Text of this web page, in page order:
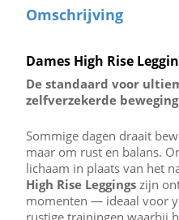
Omschrijving
Dames High Rise
De standaard voor
zelfverzekerde beweging
Sommige dagen draait
maar om rust en balans.
lichaam in plaats van het
High Rise Leggings zijn
momenten — ideaal voor
rustige trainingen waarbij